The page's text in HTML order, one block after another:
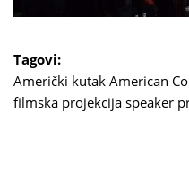
Tagovi:
Američki kutak American
filmska projekcija speaker